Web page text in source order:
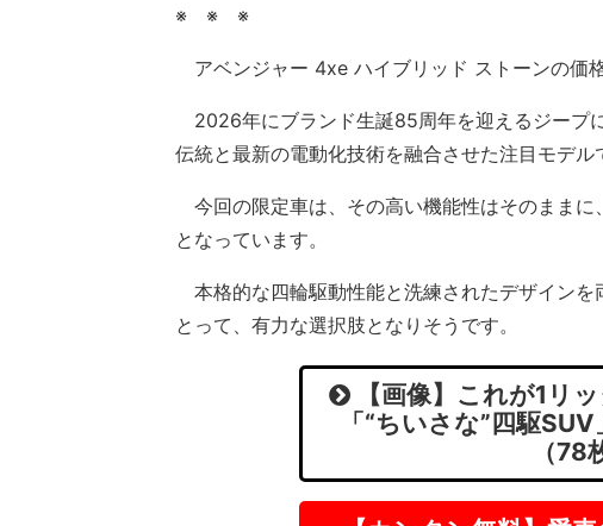
※ ※ ※
アベンジャー 4xe ハイブリッド ストーンの価
2026年にブランド生誕85周年を迎えるジープ
伝統と最新の電動化技術を融合させた注目モデル
今回の限定車は、その高い機能性はそのまま
となっています。
本格的な四輪駆動性能と洗練されたデザイン
とって、有力な選択肢となりそうです。
【画像】これが1リ
「“ちいさな”四駆
（78